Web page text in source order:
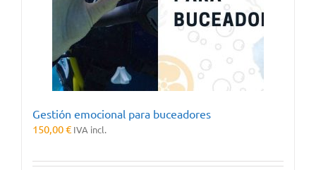
Gestión emocional para buceadores
150,00€ IVA incl.